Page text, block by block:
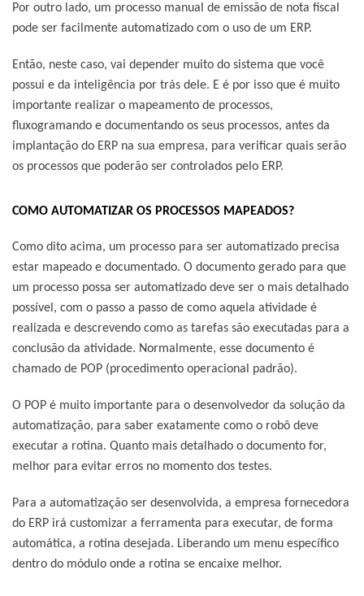
Por outro lado, um processo manual de emissão de nota fiscal
pode ser facilmente automatizado com o uso de um ERP.
Então, neste caso, vai depender muito do sistema que você
possui e da inteligência por trás dele. E é por isso que é muito
importante realizar o mapeamento de processos,
fluxogramando e documentando os seus processos, antes da
implantação do ERP na sua empresa, para verificar quais serão
os processos que poderão ser controlados pelo ERP.
COMO AUTOMATIZAR OS PROCESSOS MAPEADOS?
Como dito acima, um processo para ser automatizado precisa
estar mapeado e documentado. O documento gerado para que
um processo possa ser automatizado deve ser o mais detalhado
possível, com o passo a passo de como aquela atividade é
realizada e descrevendo como as tarefas são executadas para a
conclusão da atividade. Normalmente, esse documento é
chamado de POP (procedimento operacional padrão).
O POP é muito importante para o desenvolvedor da solução da
automatização, para saber exatamente como o robô deve
executar a rotina. Quanto mais detalhado o documento for,
melhor para evitar erros no momento dos testes.
Para a automatização ser desenvolvida, a empresa fornecedora
do ERP irá customizar a ferramenta para executar, de forma
automática, a rotina desejada. Liberando um menu específico
dentro do módulo onde a rotina se encaixe melhor.